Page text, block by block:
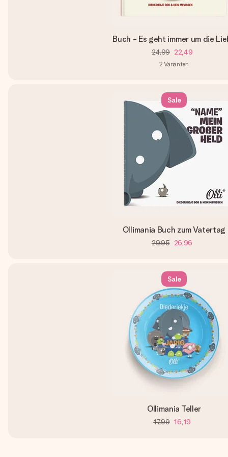
Buch - Es geht immer um die
24,99 22,49
2 Varianten
Sale
Ollimania Buch zum Vatertag
29,95 26,96
Sale
Ollimania Teller
17,99 16,19